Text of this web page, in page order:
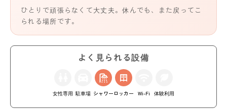
ひとりで頑張らなくて大丈夫。休んでも、また戻ってこ
られる場所です。
よく見られる設備
女性専用 駐車場 シャワー ロッカー Wi-Fi 体験利用